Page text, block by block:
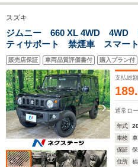
スズキ
ジムニー 660 XL 4WD
ティサポート 禁煙車 スマー
ルミ 車線逸脱警報 シートヒ
スト プライバシーガラス オ
ョンコントロール
販売店保証 車両品質評価書付 購入プラン付
支払総額
189.
通常ロ
年式
車検
保証
住所